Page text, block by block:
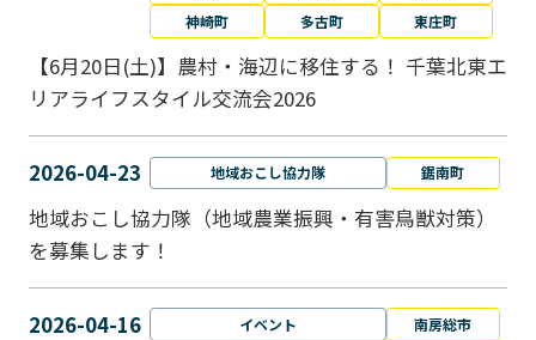
神崎町
多古町 東庄町
【6月20日(土)】農村・海辺に移住する！ 千葉北東エ
リアライフスタイル交流会2026
2026-04-23 地域おこし協力隊 鋸南町
地域おこし協力隊（地域農業振興・有害鳥獣対策）
を募集します！
2026-04-16 イベント 南房総市